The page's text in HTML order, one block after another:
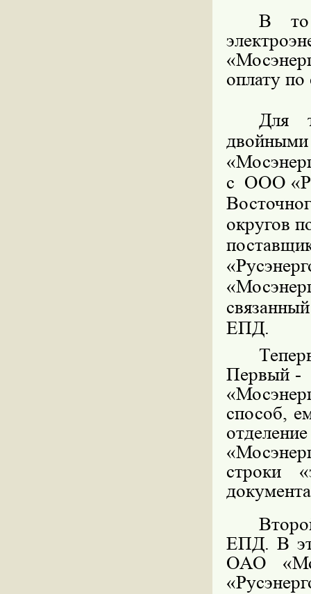
В то
оплату по
Для
с ООО
округов
ЕПД.
Первый -
способ,
строки
ЕПД. В
ОАО